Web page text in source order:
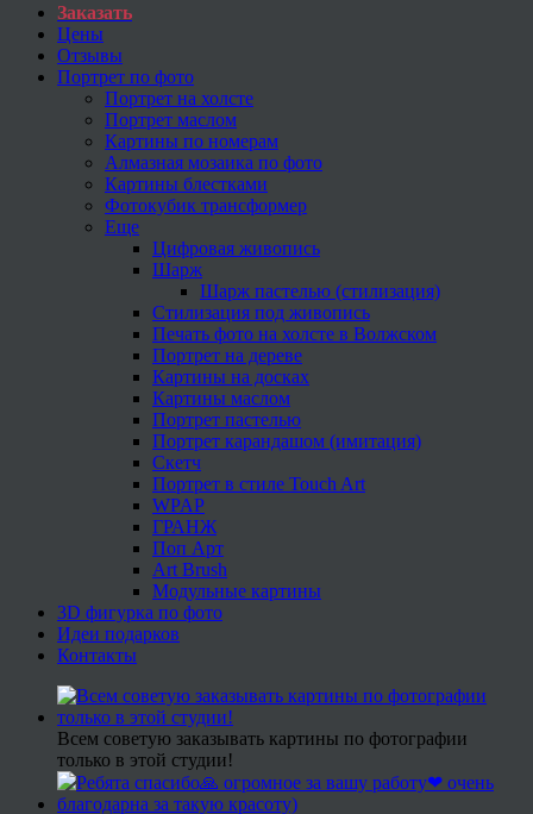
Заказать
Цены
Отзывы
Портрет по фото
Портрет на холсте
Портрет маслом
Картины по номерам
Алмазная мозаика по фото
Картины блестками
Фотокубик трансформер
Еще
Цифровая живопись
Шарж
Шарж пастелью (стилизация)
Стилизация под живопись
Печать фото на холсте в Волжском
Портрет на дереве
Картины на досках
Картины маслом
Портрет пастелью
Портрет карандашом (имитация)
Скетч
Портрет в стиле Touch Art
WPAP
ГРАНЖ
Поп Арт
Art Brush
Модульные картины
3D фигурка по фото
Идеи подарков
Контакты
Всем советую заказывать картины по фотографии
только в этой студии!